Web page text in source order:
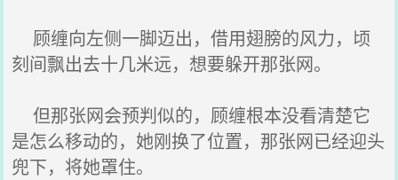
顾缠向左侧一脚迈出，借用翅膀的风力，顷
刻间飘出去十几米远，想要躲开那张网。
但那张网会预判似的，顾缠根本没看清楚它
是怎么移动的，她刚换了位置，那张网已经迎头
兜下，将她罩住。